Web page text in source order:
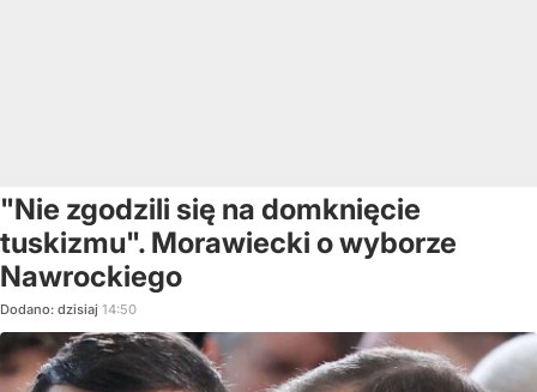
"Nie zgodzili się na domknięcie
tuskizmu". Morawiecki o wyborze
Nawrockiego
Dodano: dzisiaj 14:50